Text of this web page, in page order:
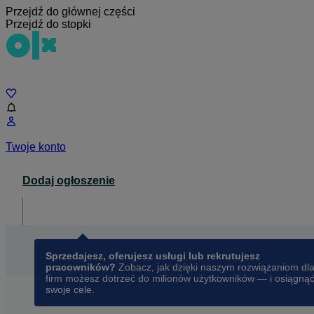
Przejdź do głównej części
Przejdź do stopki
Twoje konto
Dodaj ogłoszenie
Sprzedajesz, oferujesz usługi lub rekrutujesz
pracowników? Zobacz, jak dzięki naszym rozwiązaniom dla
firm możesz dotrzeć do milionów użytkowników — i osiągnąć
swoje cele.